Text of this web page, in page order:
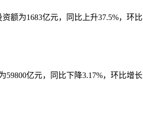
额为1683亿元，同比上升37.5%，环比
59800亿元，同比下降3.17%，环比增长